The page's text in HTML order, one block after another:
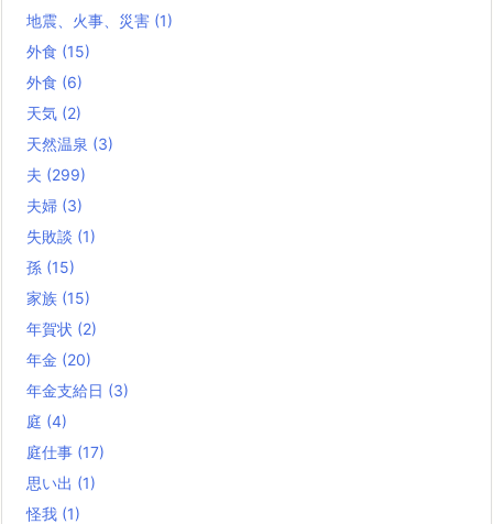
地震、火事、災害 (1)
外食 (15)
外食 (6)
天気 (2)
天然温泉 (3)
夫 (299)
夫婦 (3)
失敗談 (1)
孫 (15)
家族 (15)
年賀状 (2)
年金 (20)
年金支給日 (3)
庭 (4)
庭仕事 (17)
思い出 (1)
怪我 (1)